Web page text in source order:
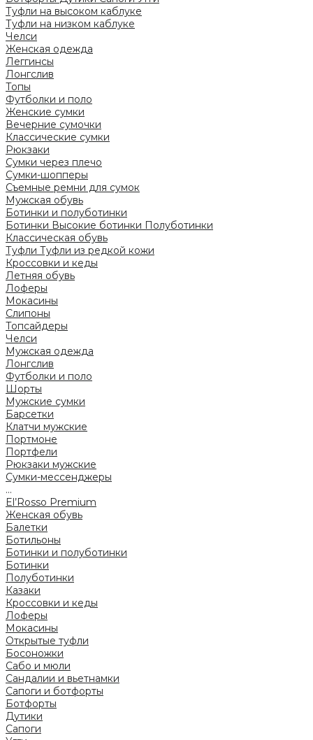
Туфли на высоком каблуке
Туфли на низком каблуке
Челси
Женская одежда
Леггинсы
Лонгслив
Топы
Футболки и поло
Женские сумки
Вечерние сумочки
Классические сумки
Рюкзаки
Сумки через плечо
Сумки-шопперы
Съемные ремни для сумок
Мужская обувь
Ботинки и полуботинки
Ботинки Высокие ботинки Полуботинки
Классическая обувь
Туфли Туфли из редкой кожи
Кроссовки и кеды
Летняя обувь
Лоферы
Мокасины
Слипоны
Топсайдеры
Челси
Мужская одежда
Лонгслив
Футболки и поло
Шорты
Мужские сумки
Барсетки
Клатчи мужские
Портмоне
Портфели
Рюкзаки мужские
Сумки-мессенджеры
...
El’Rosso Premium
Женская обувь
Балетки
Ботильоны
Ботинки и полуботинки
Ботинки
Полуботинки
Казаки
Кроссовки и кеды
Лоферы
Мокасины
Открытые туфли
Босоножки
Сабо и мюли
Сандалии и вьетнамки
Сапоги и ботфорты
Ботфорты
Дутики
Сапоги